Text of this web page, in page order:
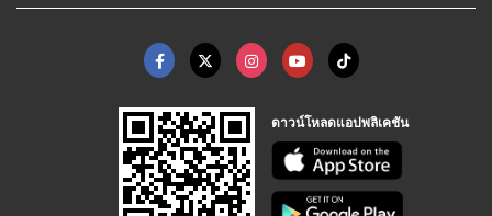
ดาวน์โหลดแอปพลิเคชัน